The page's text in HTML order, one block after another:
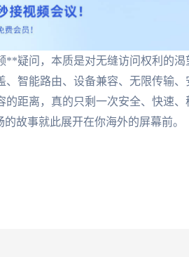
疑问，本质是对无缝访问权利的渴
、智能路由、设备兼容、无限传输、
距离，真的只剩一次安全、快速、
故事就此展开在你海外的屏幕前。